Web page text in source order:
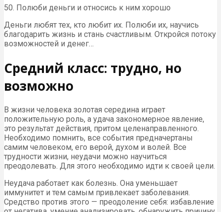
50. Полюби деньги и относись к ним хорошо
Деньги любят тех, кто любит их. Полюби их, научись
благодарить жизнь и стань счастливым. Откройся потоку
возможностей и денег…
Средний класс: трудно, но
возможно
В жизни человека золотая середина играет
положительную роль, а удача закономерное явление,
это результат действия, притом целенаправленного.
Необходимо помнить, все события предначертаны
самим человеком, его верой, духом и волей. Все
трудности жизни, неудачи можно научиться
преодолевать. Для этого необходимо идти к своей цели.
Неудача работает как болезнь. Она уменьшает
иммунитет и тем самым привлекает заболевания.
Средство против этого — преодоление себя: избавление